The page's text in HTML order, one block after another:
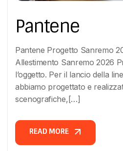
Pantene
Pantene Progetto Sanremo
Allestimento Sanremo 2026
l’oggetto. Per il lancio della
abbiamo progettato e
scenografiche,[…]
READ MORE